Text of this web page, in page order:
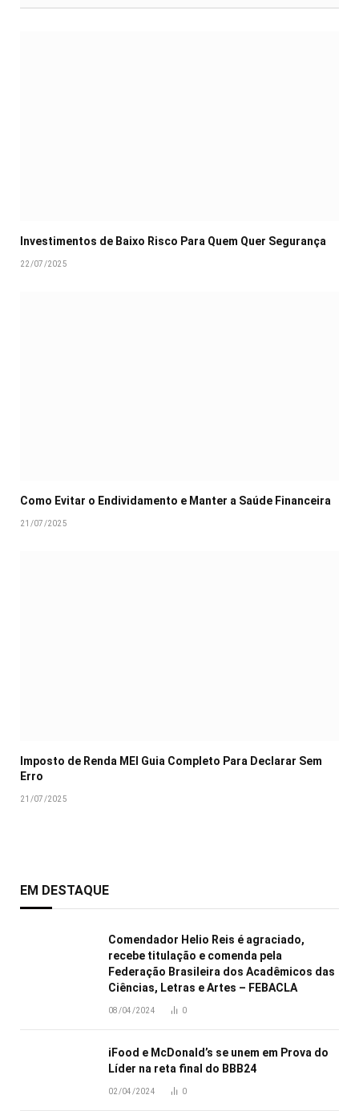
Investimentos de Baixo Risco Para Quem Quer Segurança
22/07/2025
Como Evitar o Endividamento e Manter a Saúde Financeira
21/07/2025
Imposto de Renda MEI Guia Completo Para Declarar Sem
Erro
21/07/2025
EM DESTAQUE
Comendador Helio Reis é agraciado,
recebe titulação e comenda pela
Federação Brasileira dos Acadêmicos das
Ciências, Letras e Artes – FEBACLA
08/04/2024 0
iFood e McDonald’s se unem em Prova do
Líder na reta final do BBB24
02/04/2024 0